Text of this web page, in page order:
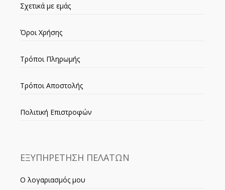
Σχετικά με εμάς
Όροι Χρήσης
Τρόποι Πληρωμής
Τρόποι Αποστολής
Πολιτική Επιστροφών
ΕΞΥΠΗΡΕΤΗΣΗ ΠΕΛΑΤΩΝ
Ο λογαριασμός μου